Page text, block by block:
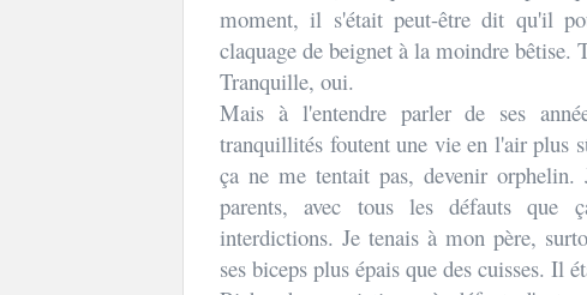
moment, il s'était peut-être dit qu'il
claquage de beignet à la moindre bêtise.
Tranquille, oui.
Mais à l'entendre parler de ses
tranquillités foutent une vie en l'air plus
ça ne me tentait pas, devenir
parents, avec tous les défauts que
interdictions. Je tenais à mon père,
ses biceps plus épais que des cuisses. Il